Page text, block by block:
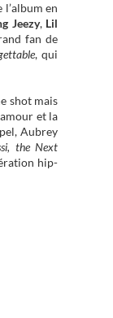
l’album en
Jeezy, Lil
fan de
, qui
shot mais
et la
Aubrey
the Next
hip-